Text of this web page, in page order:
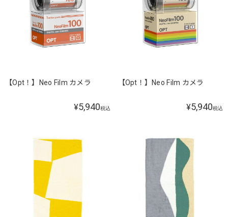
【Opt！】Neo Film カメラ
¥5,940税込
【Opt！】Neo Film カメラ
¥5,940税込